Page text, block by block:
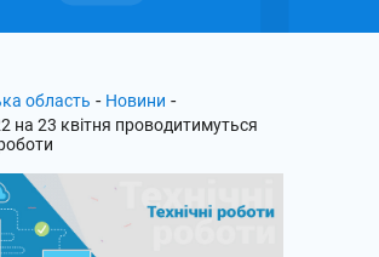
область - Новини -
на 23 квітня проводитимуться